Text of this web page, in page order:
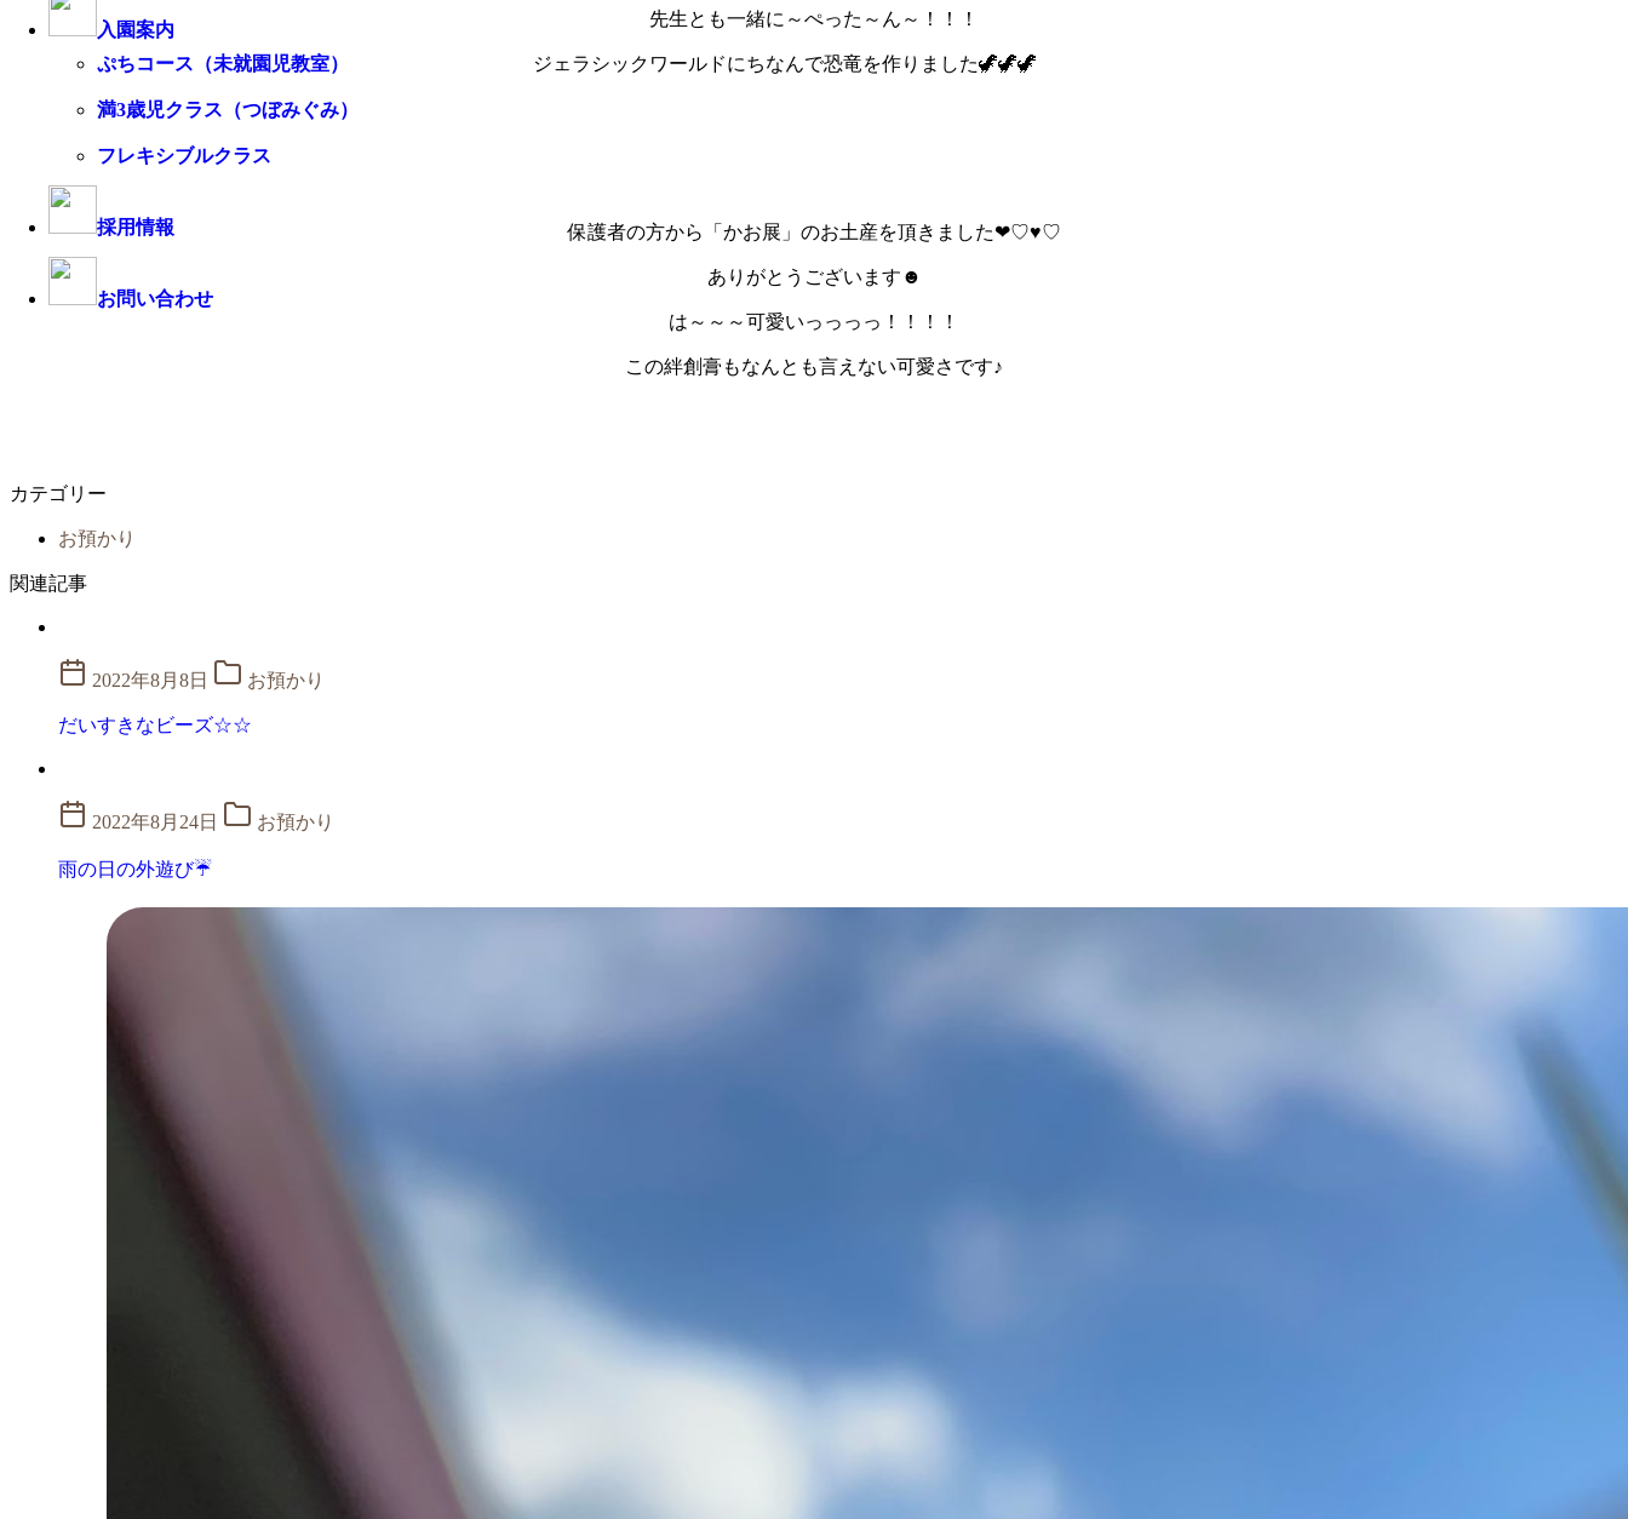
入園案内
ぷちコース（未就園児教室）
満3歳児クラス（つぼみぐみ）
フレキシブルクラス
採用情報
お問い合わせ
先生とも一緒に～ぺった～ん～！！！
ジェラシックワールドにちなんで恐竜を作りました🦖🦖🦖
保護者の方から「かお展」のお土産を頂きました❤♡♥♡
ありがとうございます☻
は～～～可愛いっっっっ！！！！
この絆創膏もなんとも言えない可愛さです♪
カテゴリー
お預かり
関連記事
2022年8月8日 お預かり
だいすきなビーズ☆☆
2022年8月24日 お預かり
雨の日の外遊び☔